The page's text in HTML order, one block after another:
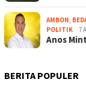
AMBON,
POLITIK
7
Anos
BERITA POPULER